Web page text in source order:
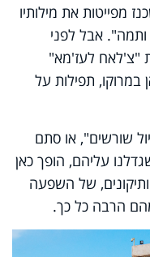
מפייטות את מילותיו
אבל לפני
"צ'לאח לעז'מא"
תפילות על
שורשים", או סתם
עליהם, הופך כאן
של השפעה
מהם הרבה כל כך.